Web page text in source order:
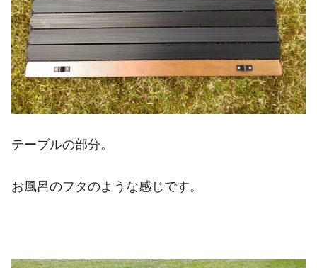
テーブルの部分。
お風呂のフタのような感じです。